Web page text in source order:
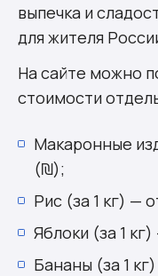
выпечка и
для жителя
На сайте можно
стоимости
Макаронные
(₪);
Рис (за 1 кг) —
Яблоки (за 1
Бананы (за 1